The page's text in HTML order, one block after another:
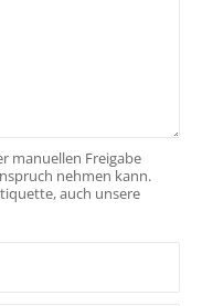
manuellen Freigabe
nehmen kann.
auch unsere